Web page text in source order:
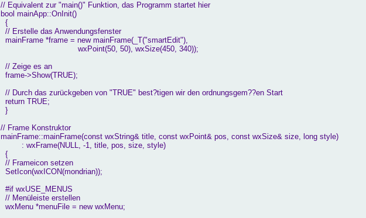
// Equivalent zur "main()" Funktion, das Programm startet hier
bool mainApp::OnInit()
{
// Erstelle das Anwendungsfenster
mainFrame *frame = new mainFrame(_T("smartEdit"),
wxPoint(50, 50), wxSize(450, 340));
// Zeige es an
frame->Show(TRUE);
// Durch das zurückgeben von "TRUE" best?tigen wir den ordnungsgem??en Start
return TRUE;
}
// Frame Konstruktor
mainFrame::mainFrame(const wxString& title, const wxPoint& pos, const wxSize& size, long style)
: wxFrame(NULL, -1, title, pos, size, style)
{
// Frameicon setzen
SetIcon(wxICON(mondrian));
#if wxUSE_MENUS
// Menüleiste erstellen
wxMenu *menuFile = new wxMenu;